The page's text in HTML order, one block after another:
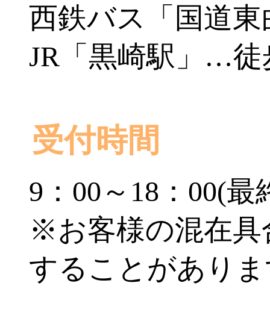
西鉄バス「国道
JR「黒崎駅」…徒
受付時間
9：00～18：00(最
※お客様の混在具
することがあり